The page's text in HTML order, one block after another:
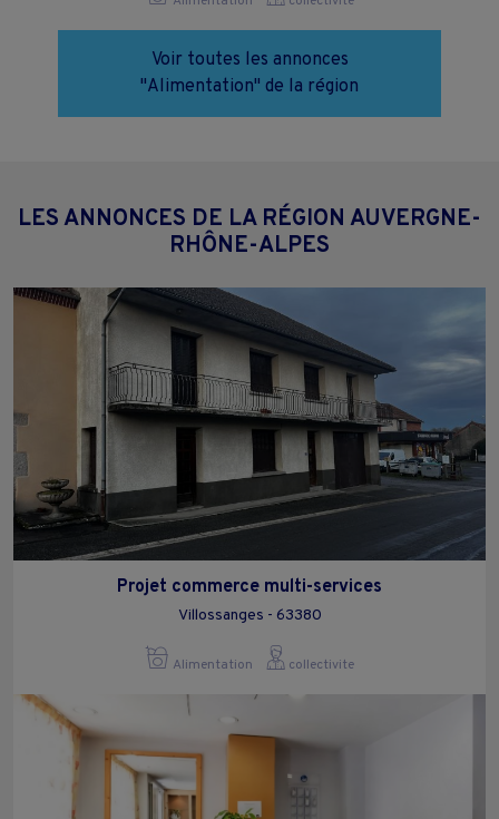
Voir toutes les annonces
"Alimentation" de la région
LES ANNONCES DE LA RÉGION AUVERGNE-
RHÔNE-ALPES
Projet commerce multi-services
Villossanges - 63380
Alimentation collectivite